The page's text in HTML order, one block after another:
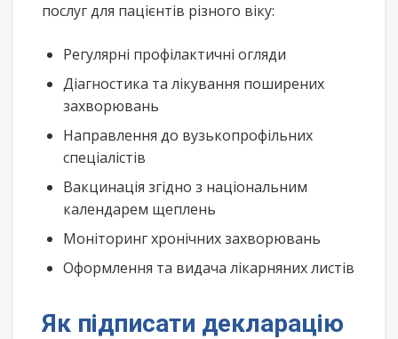
послуг для пацієнтів різного віку:
Регулярні профілактичні огляди
Діагностика та лікування поширених
захворювань
Направлення до вузькопрофільних
спеціалістів
Вакцинація згідно з національним
календарем щеплень
Моніторинг хронічних захворювань
Оформлення та видача лікарняних листів
Як підписати декларацію